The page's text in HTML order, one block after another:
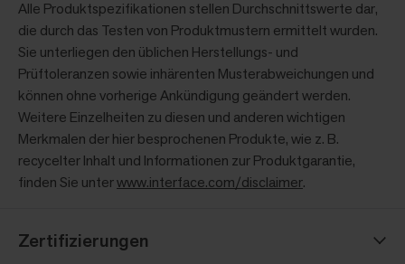
Alle Produktspezifikationen stellen Durchschnittswerte dar,
die durch das Testen von Produktmustern ermittelt wurden.
Sie unterliegen den üblichen Herstellungs- und
Prüftoleranzen sowie inhärenten Musterabweichungen und
können ohne vorherige Ankündigung geändert werden.
Weitere Einzelheiten zu diesen und anderen wichtigen
Merkmalen der hier besprochenen Produkte, wie z. B.
recycelter Inhalt und Informationen zur Produktgarantie,
finden Sie unterwww.interface.com/disclaimer.
Zertifizierungen